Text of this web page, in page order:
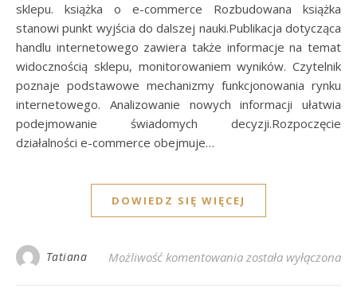
sklepu. książka o e-commerce Rozbudowana książka
stanowi punkt wyjścia do dalszej nauki.Publikacja dotycząca
handlu internetowego zawiera także informacje na temat
widocznością sklepu, monitorowaniem wyników. Czytelnik
poznaje podstawowe mechanizmy funkcjonowania rynku
internetowego. Analizowanie nowych informacji ułatwia
podejmowanie świadomych decyzji.Rozpoczęcie
działalności e-commerce obejmuje…
DOWIEDZ SIĘ WIĘCEJ
Tatiana Możliwość komentowania Start sklepu –
została wyłączona